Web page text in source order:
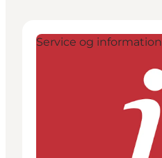
Service og information